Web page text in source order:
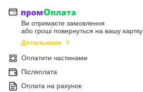
Ви отримаєте замовлення
або гроші повернуться на вашу картку
Детальніше
Оплатити частинами
Післяплата
Оплата на рахунок